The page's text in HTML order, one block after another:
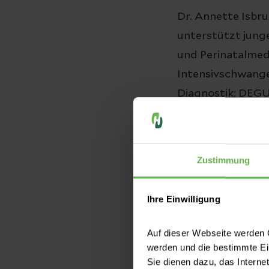
Zustimmung
Ihre Einwilligung
Auf dieser Webseite
werden und die bestimmte
Sie dienen dazu, das
Dr. Annette
unterstützt junge
und
Diagnostik;
Entstehen und
Wir haben Dr.
Frau Dr.